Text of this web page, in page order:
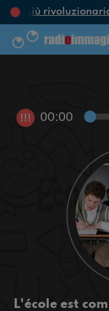
più
!!! 00:00
L'école est